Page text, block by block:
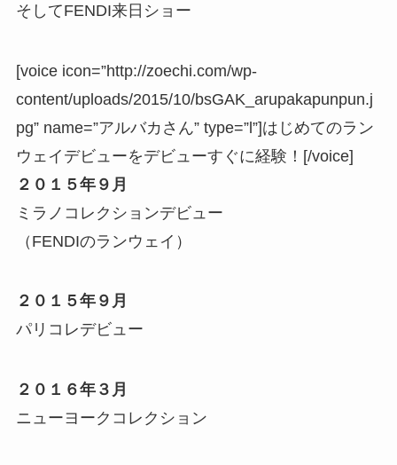
そしてFENDI来日ショー
[voice icon=”http://zoechi.com/wp-
content/uploads/2015/10/bsGAK_arupakapunpun.j
pg” name=”アルバカさん” type=”l”]はじめてのラン
ウェイデビューをデビューすぐに経験！[/voice]
２０１５年９月
ミラノコレクションデビュー
（FENDIのランウェイ）
２０１５年９月
パリコレデビュー
２０１６年３月
ニューヨークコレクション